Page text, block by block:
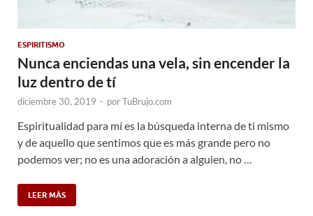
ESPIRITISMO
Nunca enciendas una vela, sin encender la
luz dentro de tí
diciembre 30, 2019 - porTuBrujo.com
Espiritualidad para mí es la búsqueda interna de ti mismo
y de aquello que sentimos que es más grande pero no
podemos ver; no es una adoración a alguien, no …
LEER MÁS